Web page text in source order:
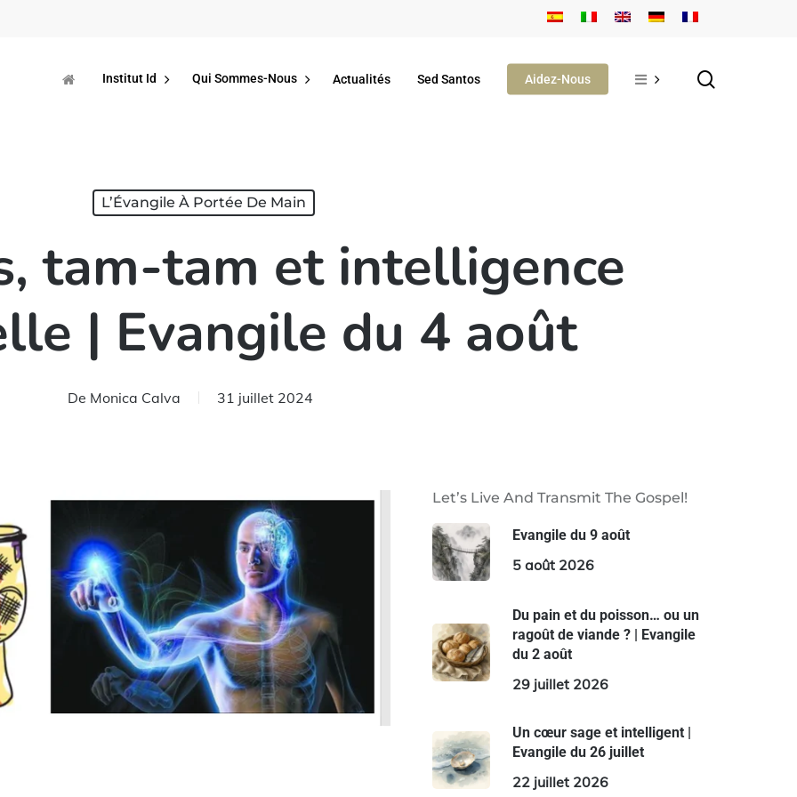
Institut Id Qui Sommes-Nous Actualités Sed Santos Aidez-Nous
L’Évangile À Portée De Main
tam-tam et intelligence
| Evangile du 4 août
De Monica Calva 31 juillet 2024
Let’s Live And Transmit The Gospel!
Evangile du 9 août
5 août 2026
Du pain et du poisson… ou un
ragoût de viande ? | Evangile
du 2 août
29 juillet 2026
Un cœur sage et intelligent |
Evangile du 26 juillet
22 juillet 2026